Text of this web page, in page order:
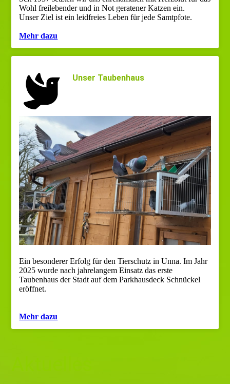
Wohl freilebender und in Not geratener Katzen ein.
Unser Ziel ist ein leidfreies Leben für jede Samtpfote.
Mehr dazu
Unser Taubenhaus
Ein besonderer Erfolg für den Tierschutz in Unna. Im Jahr
2025 wurde nach jahrelangem Einsatz das erste
Taubenhaus der Stadt auf dem Parkhausdeck Schnückel
eröffnet.
Mehr dazu